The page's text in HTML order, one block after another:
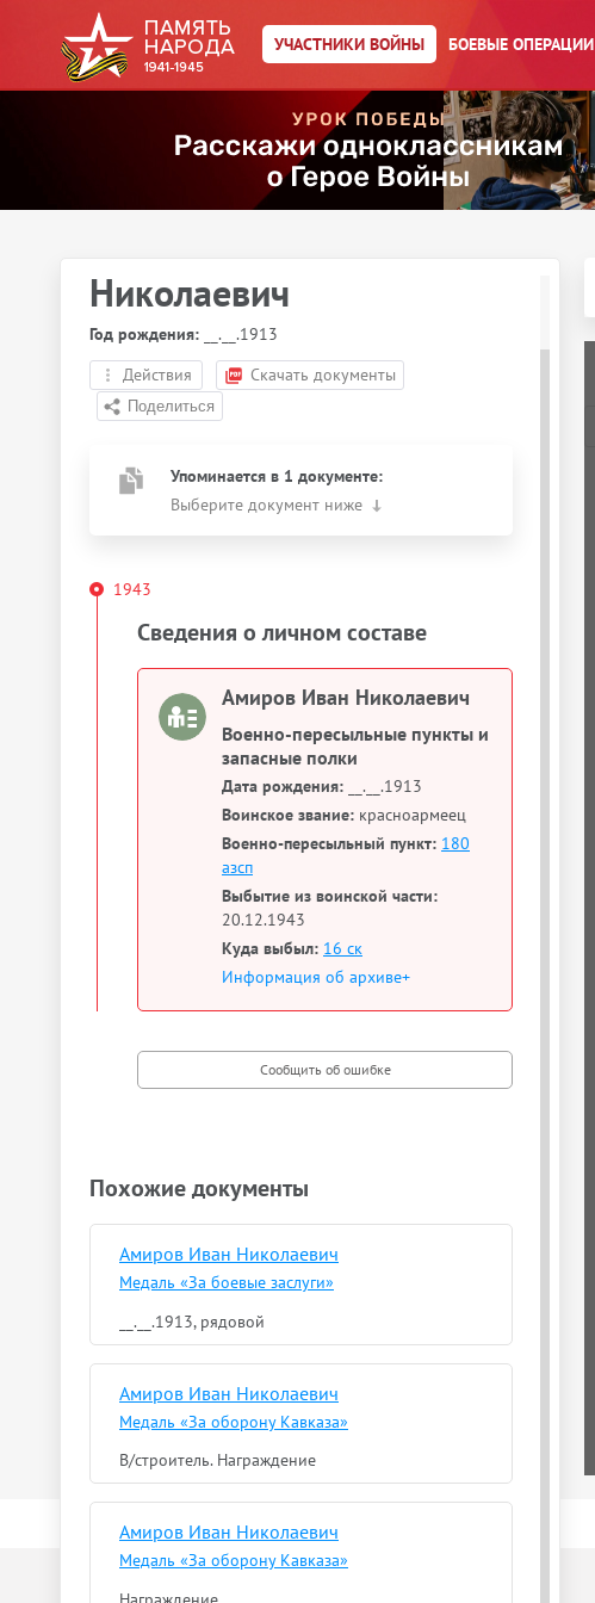
УЧАСТНИКИ ВОЙНЫ БОЕВЫЕ ОПЕРАЦИИ
Главная страница/ Участники войны/
Николаевич
Год рождения: __.__.1913
Действия
Скачать документы
Упоминается в 1 документе:
Выберите документ ниже
1943
Сведения о личном составе
Амиров Иван Николаевич
Военно-пересыльные пункты и
запасные полки
Дата рождения: __.__.1913
Воинское звание: красноармеец
Военно-пересыльный пункт: 180
азсп
Выбытие из воинской части:
20.12.1943
Куда выбыл: 16 ск
Информация об архиве+
Похожие документы
Амиров Иван Николаевич
Медаль «За боевые заслуги»
__.__.1913, рядовой
Амиров Иван Николаевич
Медаль «За оборону Кавказа»
В/строитель. Награждение
Амиров Иван Николаевич
Медаль «За оборону Кавказа»